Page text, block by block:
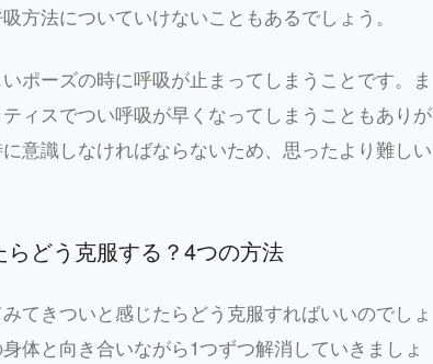
方法についていけないこともあるでしょう。
ポーズの時に呼吸が止まってしまうことです。ま
ィスでつい呼吸が早くなってしまうこともありが
意識しなければならないため、思ったより難しい
どう克服する？4つの方法
てきついと感じたらどう克服すればいいのでしょ
体と向き合いながら1つずつ解消していきましょ